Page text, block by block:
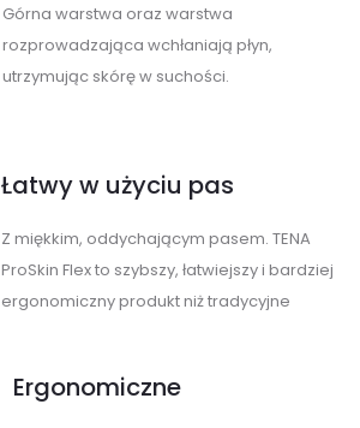
Górna warstwa oraz warstwa
rozprowadzająca wchłaniają płyn,
utrzymując skórę w suchości.
Łatwy w użyciu pas
Z miękkim, oddychającym pasem. TENA
ProSkin Flex to szybszy, łatwiejszy i bardziej
ergonomiczny produkt niż tradycyjne
Ergonomiczne